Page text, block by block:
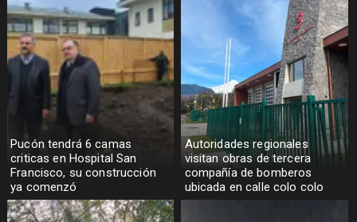
Pucón tendrá 6 camas
criticas en Hospital San
Francisco, su construcción
ya comenzó
Autoridades regionales
visitan obras de tercera
compañía de bomberos
ubicada en calle colo colo